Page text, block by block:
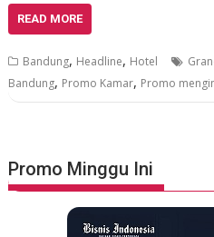
READ MORE
Bandung, Headline, Hotel
Bandung, Promo Kamar, Promo
Promo Minggu Ini